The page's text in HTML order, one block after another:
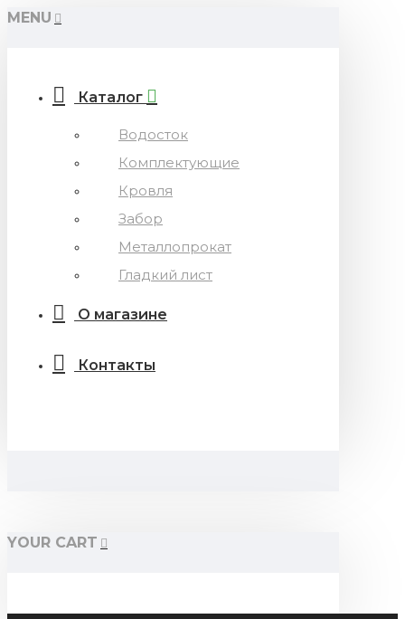
MENU
Каталог
Водосток
Комплектующие
Кровля
Забор
Металлопрокат
Гладкий лист
О магазине
Контакты
YOUR CART